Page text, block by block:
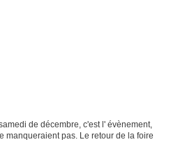
de décembre, c'est l' évènement,
manqueraient pas. Le retour de la foire